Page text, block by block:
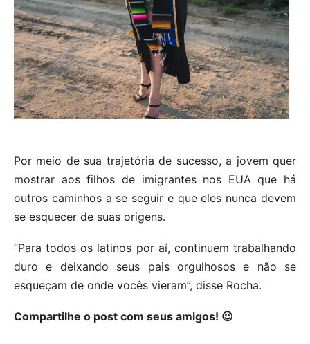
Por meio de sua trajetória de sucesso, a jovem quer
mostrar aos filhos de imigrantes nos EUA que há
outros caminhos a se seguir e que eles nunca devem
se esquecer de suas origens.
“Para todos os latinos por aí, continuem trabalhando
duro e deixando seus pais orgulhosos e não se
esqueçam de onde vocês vieram”, disse Rocha.
Compartilhe o post com seus amigos! 😉